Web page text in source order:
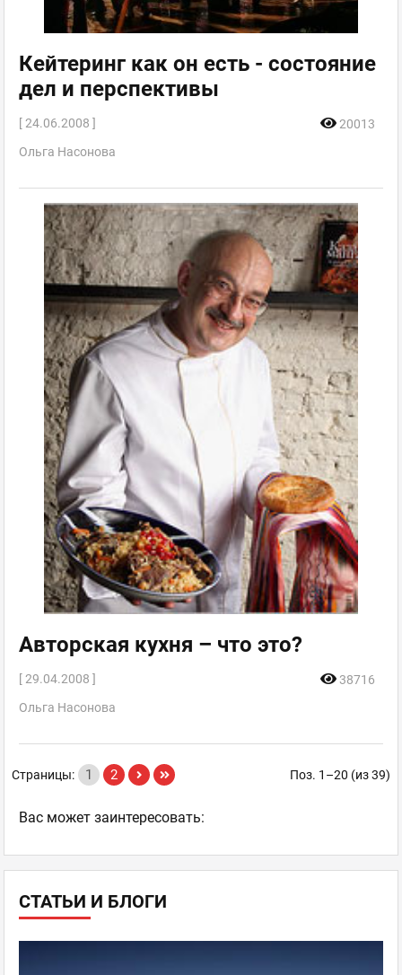
СТАТЬИ И БЛОГИ
Кейтеринг как он есть - состояние
дел и перспективы
[ 24.06.2008 ]
20013
Ольга Насонова
Авторская кухня – что это?
[ 29.04.2008 ]
38716
Ольга Насонова
Поз. 1–20 (из 39)
Страницы: 1 2
Ваc может заинтересовать: